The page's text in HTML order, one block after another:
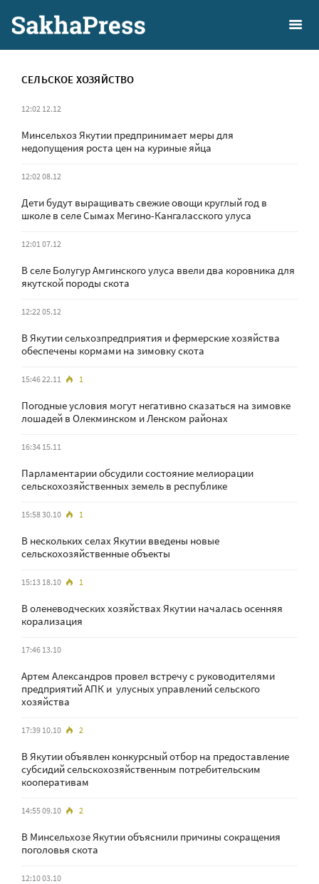
СЕЛЬСКОЕ ХОЗЯЙСТВО
12:02 12.12
Минсельхоз Якутии предпринимает меры для
недопущения роста цен на куриные яйца
12:02 08.12
Дети будут выращивать свежие овощи круглый год в
школе в селе Сымах Мегино-Кангаласского улуса
12:01 07.12
В селе Болугур Амгинского улуса ввели два коровника для
якутской породы скота
12:22 05.12
В Якутии сельхозпредприятия и фермерские хозяйства
обеспечены кормами на зимовку скота
15:46 22.11 1
Погодные условия могут негативно сказаться на зимовке
лошадей в Олекминском и Ленском районах
16:34 15.11
Парламентарии обсудили состояние мелиорации
сельскохозяйственных земель в республике
15:58 30.10 1
В нескольких селах Якутии введены новые
сельскохозяйственные объекты
15:13 18.10 1
В оленеводческих хозяйствах Якутии началась осенняя
корализация
17:46 13.10
Артем Александров провел встречу с руководителями
предприятий АПК и улусных управлений сельского
хозяйства
17:39 10.10 2
В Якутии объявлен конкурсный отбор на предоставление
субсидий сельскохозяйственным потребительским
кооперативам
14:55 09.10 2
В Минсельхозе Якутии объяснили причины сокращения
поголовья скота
12:10 03.10